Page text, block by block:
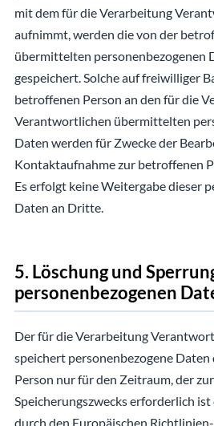
mit dem für die Verarbeitung
aufnimmt, werden die von der
übermittelten personenbezogenen
gespeichert. Solche auf freiwilliger
betroffenen Person an den für die
Verantwortlichen übermittelten
Daten werden für Zwecke der
Kontaktaufnahme zur betroffenen
Es erfolgt keine Weitergabe dieser
Daten an Dritte.
5. Löschung und
personenbezogenen
Der für die Verarbeitung
speichert personenbezogene
Person nur für den Zeitraum, der
Speicherungszwecks erforderlich
durch den Europäischen